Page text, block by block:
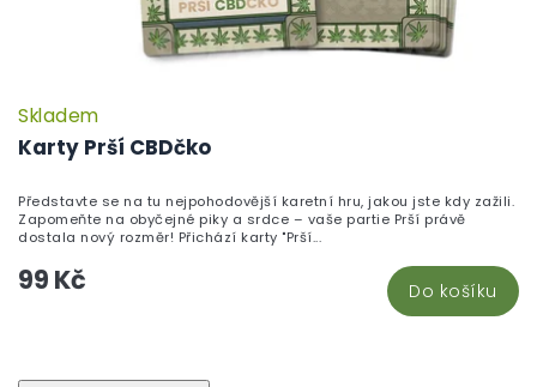
Karty Prší CBDčko
Skladem
99 Kč Do košíku
Představte se na tu nejpohodovější karetní hru, jakou jste kdy zažili.
Zapomeňte na obyčejné piky a srdce – vaše partie Prší právě
dostala nový rozměr! Přichází karty "Prší...